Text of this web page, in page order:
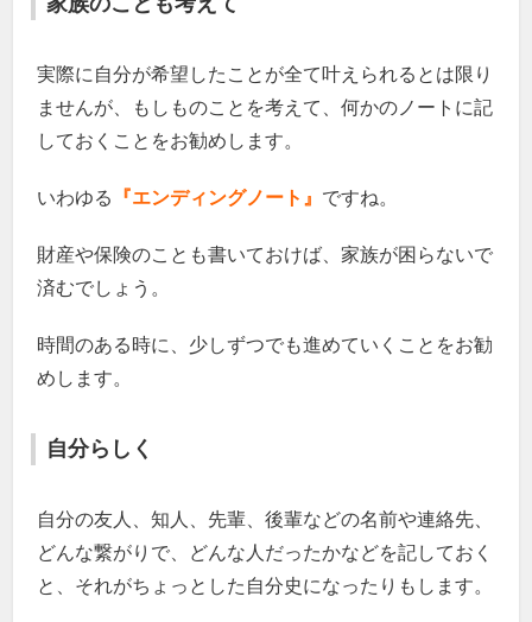
実際に自分が希望したことが全て叶えられるとは限り
ませんが、もしものことを考えて、何かのノートに記
しておくことをお勧めします。
いわゆる 『エンディングノート』 ですね。
財産や保険のことも書いておけば、家族が困らないで
済むでしょう。
時間のある時に、少しずつでも進めていくことをお勧
めします。
自分らしく
自分の友人、知人、先輩、後輩などの名前や連絡先、
どんな繋がりで、どんな人だったかなどを記しておく
と、それがちょっとした自分史になったりもします。